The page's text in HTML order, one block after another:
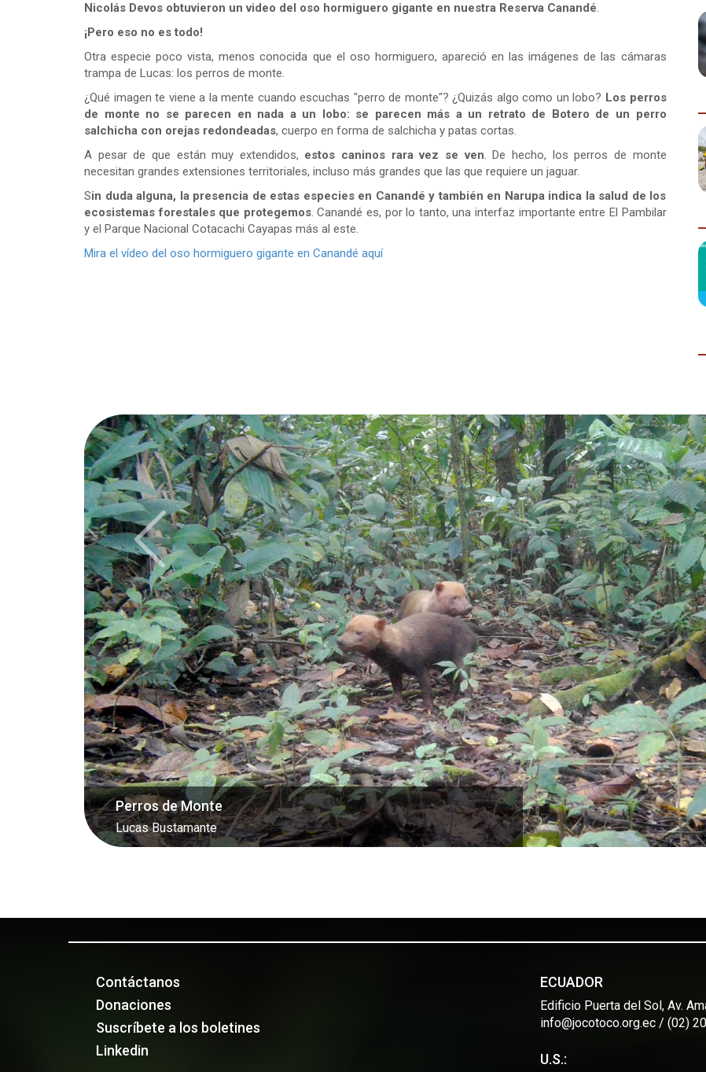
Nicolás Devos obtuvieron un video del oso hormiguero gigante en nuestra Reserva Canandé.
¡Pero eso no es todo!
Otra especie poco vista, menos conocida que el oso hormiguero, apareció en las imágenes de las cámaras
trampa de Lucas: los perros de monte.
¿Qué imagen te viene a la mente cuando escuchas "perro de monte"? ¿Quizás algo como un lobo? Los perros
de monte no se parecen en nada a un lobo: se parecen más a un retrato de Botero de un perro
salchicha con orejas redondeadas, cuerpo en forma de salchicha y patas cortas.
A pesar de que están muy extendidos, estos caninos rara vez se ven. De hecho, los perros de monte
necesitan grandes extensiones territoriales, incluso más grandes que las que requiere un jaguar.
Sin duda alguna, la presencia de estas especies en Canandé y también en Narupa indica la salud de los
ecosistemas forestales que protegemos. Canandé es, por lo tanto, una interfaz importante entre El Pambilar
y el Parque Nacional Cotacachi Cayapas más al este.
Mira el vídeo del oso hormiguero gigante en Canandé aquí
Oso Hormiguero Gigante
Nicolas Devos
Previous
Contáctanos
Donaciones
Suscríbete a los boletines
Linkedin
ECUADOR
Edificio Puerta del Sol, Av.
info@jocotoco.org.ec / (02)
U.S.: